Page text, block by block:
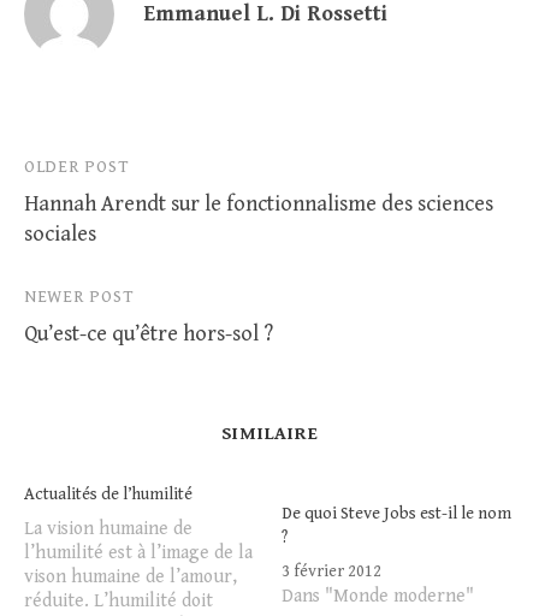
Emmanuel L. Di Rossetti
Post
navigation
OLDER POST
Hannah Arendt sur le fonctionnalisme des sciences
sociales
NEWER POST
Qu’est-ce qu’être hors-sol ?
SIMILAIRE
Actualités de l’humilité
La vision humaine de
l’humilité est à l’image de la
vison humaine de l’amour,
réduite. L’humilité doit
De quoi Steve Jobs est-il le nom
?
3 février 2012
Dans "Monde moderne"